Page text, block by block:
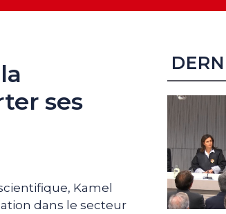
ses
Kamel
dans le secteur